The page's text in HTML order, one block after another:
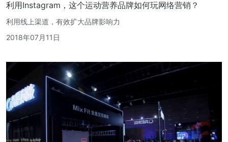
利用Instagram，这个运动营养品牌如何玩网络营销？
利用线上渠道，有效扩大品牌影响力
2018年07月11日